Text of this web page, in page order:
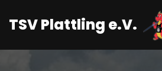
Zum
TSV Plattling e.V.